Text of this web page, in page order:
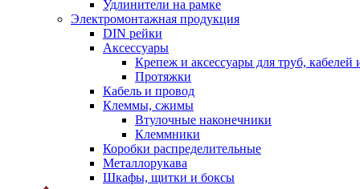
Удлинители на рамке
Электромонтажная продукция
DIN рейки
Аксессуары
Крепеж и аксессуары для труб, кабелей
Протяжки
Кабель и провод
Клеммы, сжимы
Втулочные наконечники
Клеммники
Коробки распределительные
Металлорукава
Шкафы, щитки и боксы